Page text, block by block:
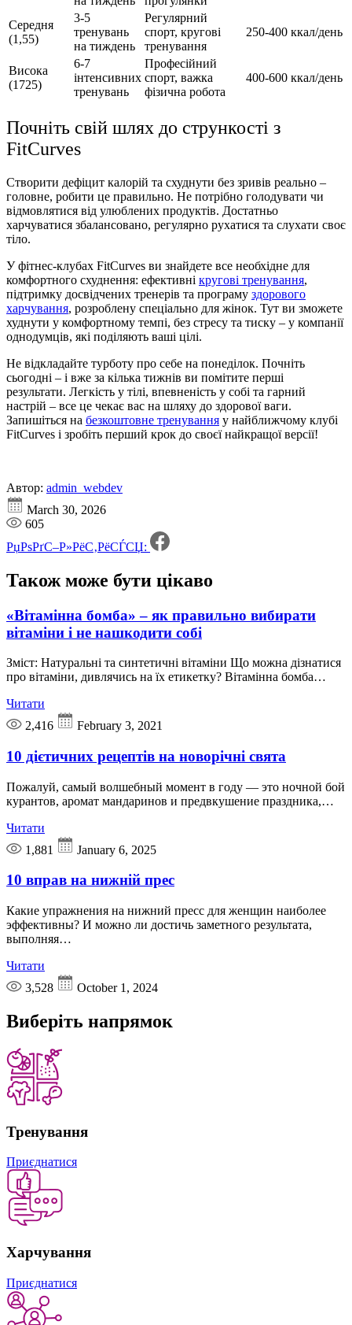
Середня
(1,55)
3-5
тренувань
на тиждень
Регулярний
спорт, кругові
тренування
250-400 ккал/день
Висока
(1725)
6-7
інтенсивних
тренувань
Професійний
спорт, важка
фізична робота
400-600 ккал/день
Почніть свій шлях до стрункості з
FitCurves
Створити дефіцит калорій та схуднути без зривів реально –
головне, робити це правильно. Не потрібно голодувати чи
відмовлятися від улюблених продуктів. Достатньо
харчуватися збалансовано, регулярно рухатися та слухати своє
тіло.
У фітнес-клубах FitCurves ви знайдете все необхідне для
комфортного схуднення: ефективні кругові тренування,
підтримку досвідчених тренерів та програму здорового
харчування, розроблену спеціально для жінок. Тут ви зможете
худнути у комфортному темпі, без стресу та тиску – у компанії
однодумців, які поділяють ваші цілі.
Не відкладайте турботу про себе на понеділок. Почніть
сьогодні – і вже за кілька тижнів ви помітите перші
результати. Легкість у тілі, впевненість у собі та гарний
настрій – все це чекає вас на шляху до здорової ваги.
Запишіться на безкоштовне тренування у найближчому клубі
FitCurves і зробіть перший крок до своєї найкращої версії!
Автор: admin_webdev
March 30, 2026
605
РџРѕРґС–Р»РёС‚РёСЃСЏ:
Також може бути цікаво
«Вітамінна бомба» – як правильно вибирати
вітаміни і не нашкодити собі
Зміст: Натуральні та синтетичні вітаміни Що можна дізнатися
про вітаміни, дивлячись на їх етикетку? Вітамінна бомба…
Читати
2,416
February 3, 2021
10 дієтичних рецептів на новорічні свята
Пожалуй, самый волшебный момент в году — это ночной бой
курантов, аромат мандаринов и предвкушение праздника,…
Читати
1,881
January 6, 2025
10 вправ на нижній прес
Какие упражнения на нижний пресс для женщин наиболее
эффективны? И можно ли достичь заметного результата,
выполняя…
Читати
3,528
October 1, 2024
Виберіть напрямок
Тренування
Приєднатися
Харчування
Приєднатися